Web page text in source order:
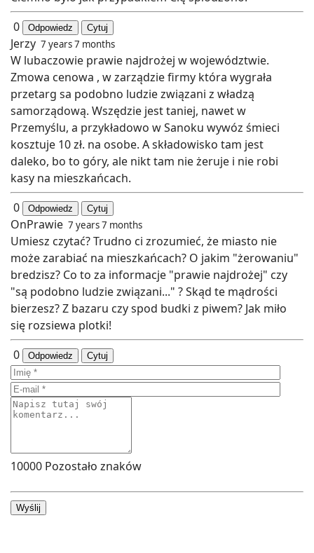
0
Odpowiedz Cytuj
Jerzy 7 years 7 months
W lubaczowie prawie najdrożej w województwie.
Zmowa cenowa , w zarządzie firmy która wygrała
przetarg sa podobno ludzie związani z władzą
samorządową. Wszędzie jest taniej, nawet w
Przemyślu, a przykładowo w Sanoku wywóz śmieci
kosztuje 10 zł. na osobe. A składowisko tam jest
daleko, bo to góry, ale nikt tam nie żeruje i nie robi
kasy na mieszkańcach.
0
Odpowiedz Cytuj
OnPrawie 7 years 7 months
Umiesz czytać? Trudno ci zrozumieć, że miasto nie
może zarabiać na mieszkańcach? O jakim "żerowaniu"
bredzisz? Co to za informacje "prawie najdrożej" czy
"są podobno ludzie związani..." ? Skąd te mądrości
bierzesz? Z bazaru czy spod budki z piwem? Jak miło
się rozsiewa plotki!
0
Odpowiedz Cytuj
10000 Pozostało znaków
Wyślij